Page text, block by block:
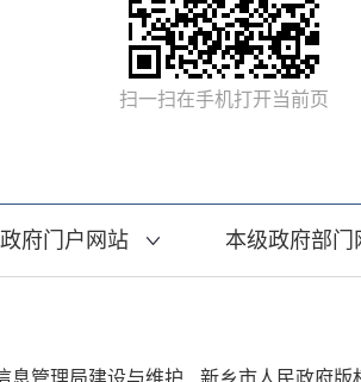
扫一扫在手机打开当前页
府门户网站 本级政府部门
息管理局建设与维护 新乡市人民政府版